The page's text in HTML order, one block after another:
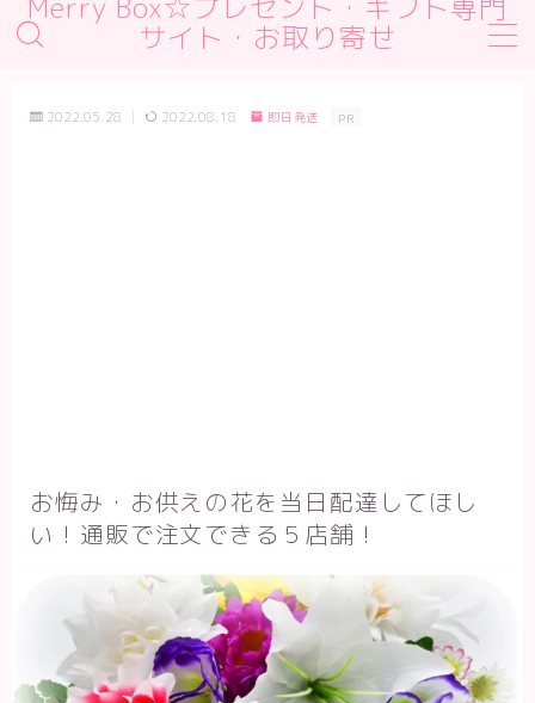
サイト・お取り寄せ
デモプリセット記事 #1
2022.05.28 2022.08.18 即日発送 PR
お悔み・お供えの花を当日配達してほし
い！通販で注文できる５店舗！